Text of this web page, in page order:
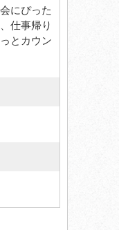
にぴった
仕事帰り
とカウン